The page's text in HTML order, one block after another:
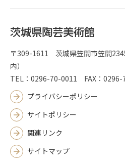
〒309-1611 茨城県笠間市笠間
内）
TEL：0296-70-0011 FAX：0296-
プライバシーポリシー
サイトポリシー
関連リンク
サイトマップ